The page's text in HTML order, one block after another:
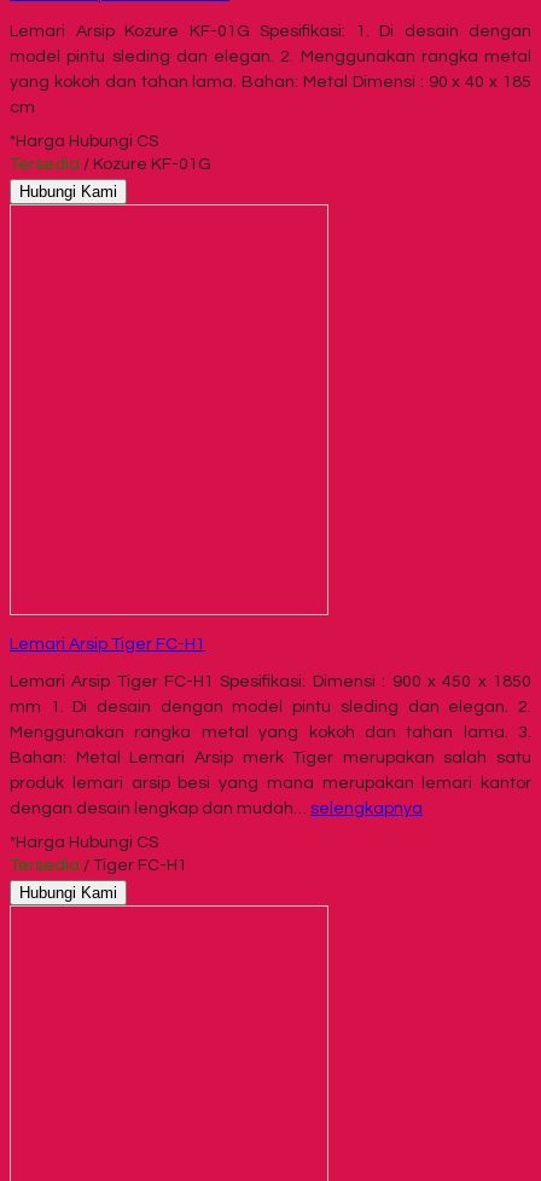
Lemari Arsip Kozure KF-01G Spesifikasi: 1. Di desain dengan
model pintu sleding dan elegan. 2. Menggunakan rangka metal
yang kokoh dan tahan lama. Bahan: Metal Dimensi : 90 x 40 x 185
cm
*Harga Hubungi CS
Tersedia / Kozure KF-01G
Hubungi Kami
Lemari Arsip Tiger FC-H1
Lemari Arsip Tiger FC-H1 Spesifikasi: Dimensi : 900 x 450 x 1850
mm 1. Di desain dengan model pintu sleding dan elegan. 2.
Menggunakan rangka metal yang kokoh dan tahan lama. 3.
Bahan: Metal Lemari Arsip merk Tiger merupakan salah satu
produk lemari arsip besi yang mana merupakan lemari kantor
dengan desain lengkap dan mudah… selengkapnya
*Harga Hubungi CS
Tersedia / Tiger FC-H1
Hubungi Kami